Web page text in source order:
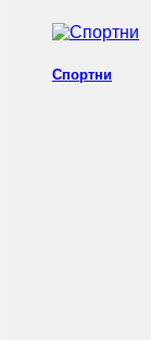
Спортни